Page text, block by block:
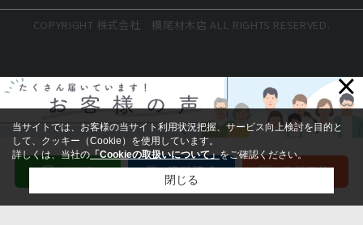
COPYRIGHT 株式会社 横尾材木店 ALL RIGHTS RESERVED.
×
当サイトでは、お客様の当サイト利用状況把握、サービス向上検討を目的と
して、クッキー（Cookie）を使用しています。
詳しくは、当社の「Cookieの取扱いについて」をご確認ください。
閉じる